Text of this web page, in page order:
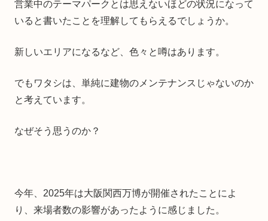
営業中のテーマパークとは思えないほどの状況になって
いると書いたことを理解してもらえるでしょうか。
新しいエリアになるなど、色々と噂はあります。
でもワタシは、単純に建物のメンテナンスじゃないのか
と考えています。
なぜそう思うのか？
今年、2025年は大阪関西万博が開催されたことによ
り、来場者数の影響があったように感じました。